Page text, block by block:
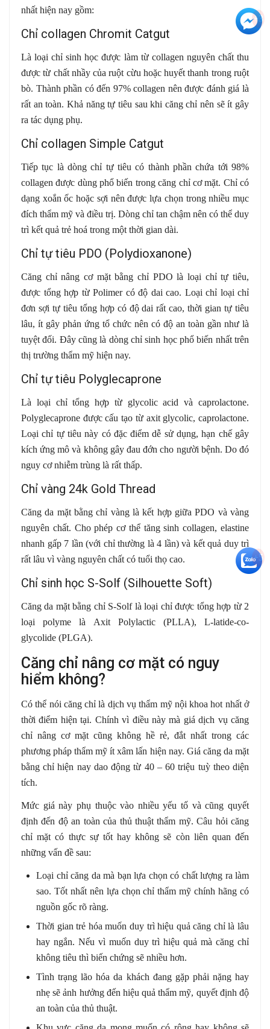
nhất hiện nay gồm:
Chỉ collagen Chromit Catgut
Là loại chỉ sinh học được làm từ collagen nguyên chất thu
được từ chất nhầy của ruột cừu hoặc huyết thanh trong ruột
bò. Thành phần có đến 97% collagen nên được đánh giá là
rất an toàn. Khả năng tự tiêu sau khi căng chỉ nên sẽ ít gây
ra tác dụng phụ.
Chỉ collagen Simple Catgut
Tiếp tục là dòng chỉ tự tiêu có thành phần chứa tới 98%
collagen được dùng phổ biến trong căng chỉ cơ mặt. Chỉ có
dạng xoắn ốc hoặc sợi nên được lựa chọn trong nhiều mục
đích thẩm mỹ và điều trị. Dòng chỉ tan chậm nên có thể duy
trì kết quả trẻ hoá trong một thời gian dài.
Chỉ tự tiêu PDO (Polydioxanone)
Căng chỉ nâng cơ mặt bằng chỉ PDO là loại chỉ tự tiêu,
được tổng hợp từ Polimer có độ dai cao. Loại chỉ loại chỉ
đơn sợi tự tiêu tổng hợp có độ dai rất cao, thời gian tự tiêu
lâu, ít gây phản ứng tổ chức nên có độ an toàn gần như là
tuyệt đối. Đây cũng là dòng chỉ sinh học phổ biến nhất trên
thị trường thẩm mỹ hiện nay.
Chỉ tự tiêu Polyglecaprone
Là loại chỉ tổng hợp từ glycolic acid và caprolactone.
Polyglecaprone được cấu tạo từ axit glycolic, caprolactone.
Loại chỉ tự tiêu này có đặc điểm dễ sử dụng, hạn chế gây
kích ứng mô và không gây đau đớn cho người bệnh. Do đó
nguy cơ nhiễm trùng là rất thấp.
Chỉ vàng 24k Gold Thread
Căng da mặt bằng chỉ vàng là kết hợp giữa PDO và vàng
nguyên chất. Cho phép cơ thể tăng sinh collagen, elastine
nhanh gấp 7 lần (với chỉ thường là 4 lần) và kết quả duy trì
rất lâu vì vàng nguyên chất có tuổi thọ cao.
Chỉ sinh học S-Solf (Silhouette Soft)
Căng da mặt bằng chỉ S-Solf là loại chỉ được tổng hợp từ 2
loại polyme là Axit Polylactic (PLLA), L-latide-co-
glycolide (PLGA).
Căng chỉ nâng cơ mặt có nguy
hiểm không?
Có thể nói căng chỉ là dịch vụ thẩm mỹ nội khoa hot nhất ở
thời điểm hiện tại. Chính vì điều này mà giá dịch vụ căng
chỉ nâng cơ mặt cũng không hề rẻ, đắt nhất trong các
phương pháp thẩm mỹ ít xâm lấn hiện nay. Giá căng da mặt
bằng chỉ hiện nay dao động từ 40 – 60 triệu tuỳ theo diện
tích.
Mức giá này phụ thuộc vào nhiều yếu tố và cũng quyết
định đến độ an toàn của thủ thuật thẩm mỹ. Câu hỏi căng
chỉ mặt có thực sự tốt hay không sẽ còn liên quan đến
những vấn đề sau:
Loại chỉ căng da mà bạn lựa chọn có chất lượng ra làm
sao. Tốt nhất nên lựa chọn chỉ thẩm mỹ chính hãng có
nguồn gốc rõ ràng.
Thời gian trẻ hóa muốn duy trì hiệu quả căng chỉ là lâu
hay ngắn. Nếu vì muốn duy trì hiệu quả mà căng chỉ
không tiêu thì biến chứng sẽ nhiều hơn.
Tình trạng lão hóa da khách đang gặp phải nặng hay
nhẹ sẽ ảnh hưởng đến hiệu quả thẩm mỹ, quyết định độ
an toàn của thủ thuật.
+3
+5